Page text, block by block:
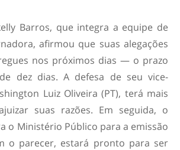
Barros, que integra a equipe de
afirmou que suas alegações
nos próximos dias — o prazo
dez dias. A defesa de seu vice-
Luiz Oliveira (PT), terá mais
suas razões. Em seguida, o
o Ministério Público para a emissão
o parecer, estará pronto para ser